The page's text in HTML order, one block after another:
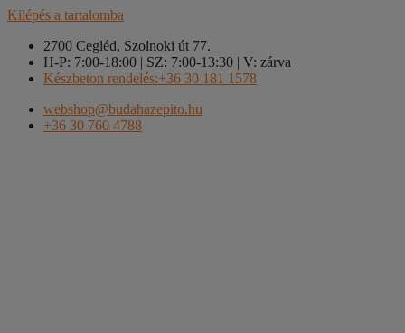
Kilépés a tartalomba
2700 Cegléd, Szolnoki út 77.
H-P: 7:00-18:00 | SZ: 7:00-13:30 | V: zárva
Készbeton rendelés:+36 30 181 1578
webshop@budahazepito.hu
+36 30 760 4788